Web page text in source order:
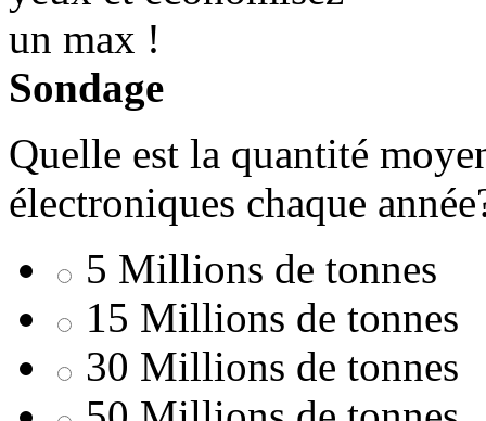
Sondage
Quelle est la quantité
électroniques chaque
5 Millions de tonnes
15 Millions de tonnes
30 Millions de tonnes